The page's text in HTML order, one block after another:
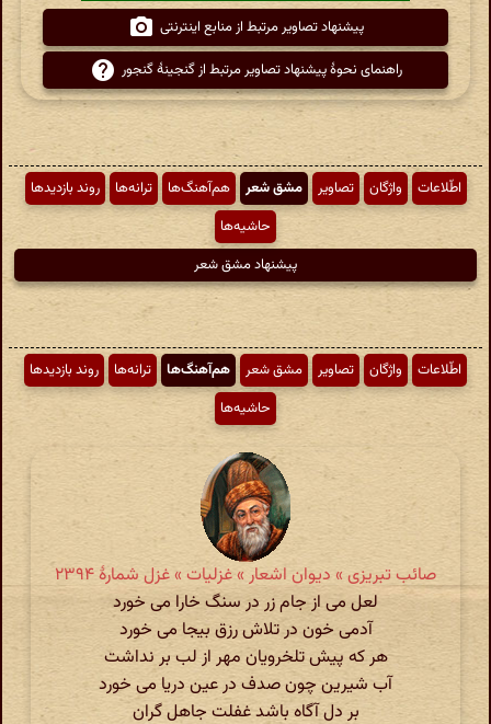
پیشنهاد تصاویر مرتبط از منابع اینترنتی
راهنمای نحوهٔ پیشنهاد تصاویر مرتبط از گنجینهٔ گنجور
اطّلاعات واژگان تصاویر مشق شعر هم‌آهنگ‌ها ترانه‌ها
روند بازدیدها
حاشیه‌ها
پیشنهاد مشق شعر
اطّلاعات واژگان تصاویر مشق شعر هم‌آهنگ‌ها ترانه‌ها
روند بازدیدها
حاشیه‌ها
صائب تبریزی » دیوان اشعار » غزلیات » غزل شمارهٔ ۲۳۹۴
لعل می از جام زر در سنگ خارا می خورد
آدمی خون در تلاش رزق بیجا می خورد
هر که پیش تلخرویان مهر از لب بر نداشت
آب شیرین چون صدف در عین دریا می خورد
بر دل آگاه باشد غفلت جاهل گران